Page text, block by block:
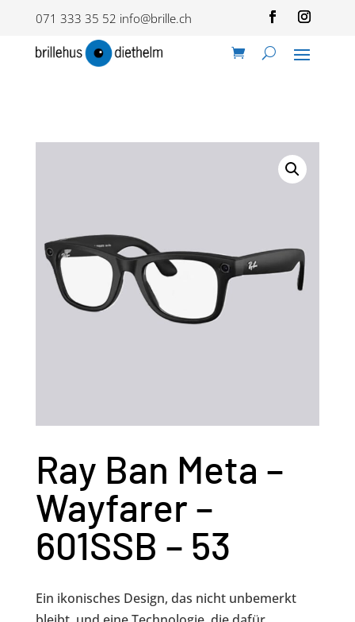
071 333 35 52 info@brille.ch
Ray Ban Meta –
Wayfarer –
601SSB – 53
Ein ikonisches Design, das nicht unbemerkt